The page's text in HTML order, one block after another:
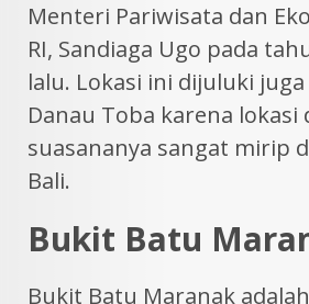
Menteri Pariwisata dan
RI, Sandiaga Ugo pada
lalu. Lokasi ini dijuluki
Danau Toba karena lokasi
suasananya sangat mirip
Bali.
Bukit Batu
Bukit Batu Maranak